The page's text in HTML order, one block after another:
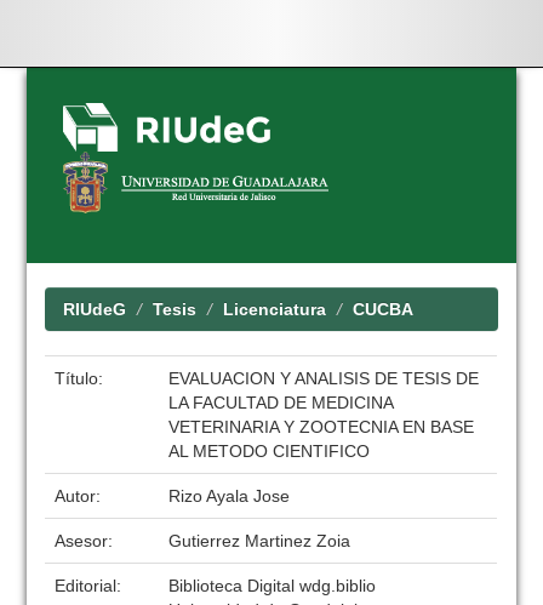
Skip
navigation
RIUdeG Tesis Licenciatura CUCBA
Título:
EVALUACION Y ANALISIS DE TESIS DE
LA FACULTAD DE MEDICINA
VETERINARIA Y ZOOTECNIA EN BASE
AL METODO CIENTIFICO
Autor: Rizo Ayala Jose
Asesor: Gutierrez Martinez Zoia
Editorial:
Biblioteca Digital wdg.biblio